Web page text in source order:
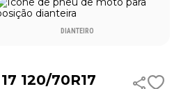
DIANTEIRO
120/70R17